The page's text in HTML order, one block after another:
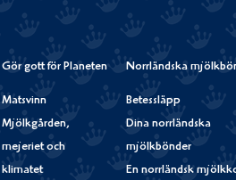
Gör gott för Planeten
Matsvinn
Mjölkgården,
mejeriet och
klimatet
Norrländska
Betessläpp
Dina norrländska
mjölkbönder
En norrländsk